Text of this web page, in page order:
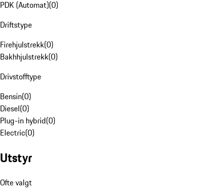
PDK (Automat)(0)
Driftstype
Firehjulstrekk(0)
Bakhhjulstrekk(0)
Drivstofftype
Bensin(0)
Diesel(0)
Plug-in hybrid(0)
Electric(0)
Utstyr
Ofte valgt